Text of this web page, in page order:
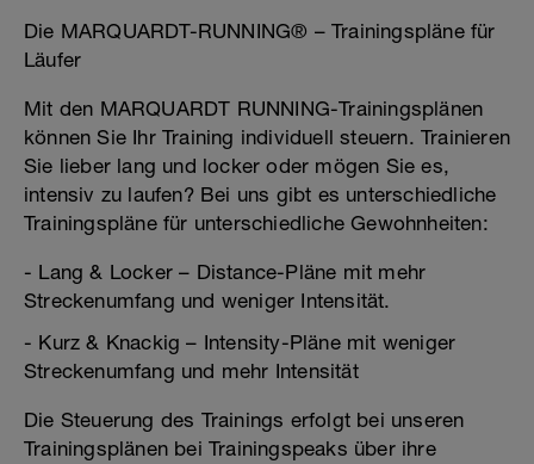
Die MARQUARDT-RUNNING® – Trainingspläne für
Läufer
Mit den MARQUARDT RUNNING-Trainingsplänen
können Sie Ihr Training individuell steuern. Trainieren
Sie lieber lang und locker oder mögen Sie es,
intensiv zu laufen? Bei uns gibt es unterschiedliche
Trainingspläne für unterschiedliche Gewohnheiten:
- Lang & Locker – Distance-Pläne mit mehr
Streckenumfang und weniger Intensität.
- Kurz & Knackig – Intensity-Pläne mit weniger
Streckenumfang und mehr Intensität
Die Steuerung des Trainings erfolgt bei unseren
Trainingsplänen bei Trainingspeaks über ihre